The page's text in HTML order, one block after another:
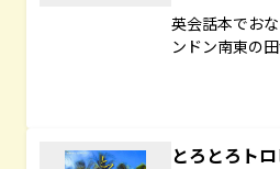
英会話本でお
ンドン南東の
とろとろト